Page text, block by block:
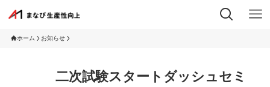
ホーム お知らせ
二次試験スタートダッシュセミ